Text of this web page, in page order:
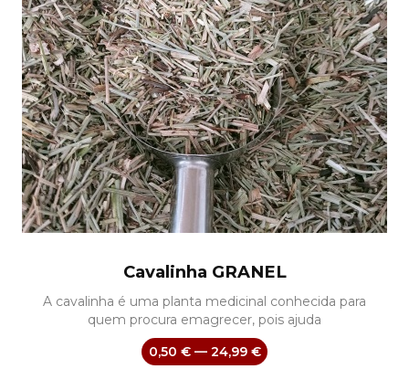
Cavalinha GRANEL
A cavalinha é uma planta medicinal conhecida para
quem procura emagrecer, pois ajuda
0,50 € — 24,99 €